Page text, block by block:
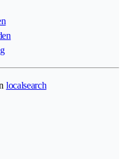
localsearch